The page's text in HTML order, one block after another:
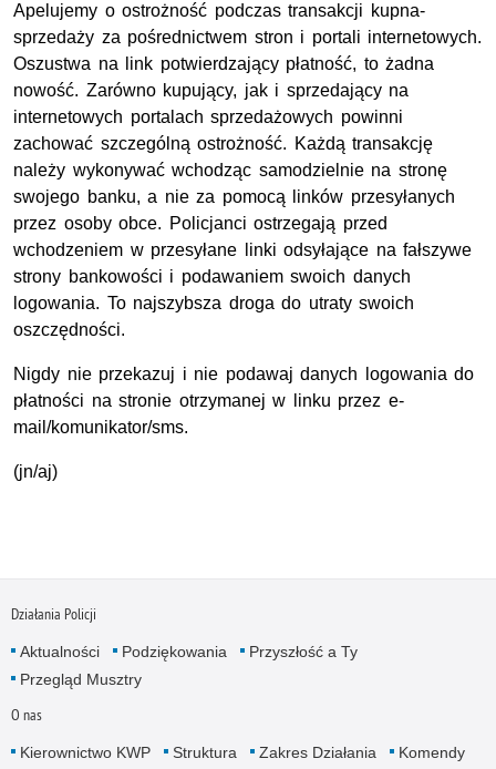
Apelujemy o ostrożność podczas transakcji kupna-
sprzedaży za pośrednictwem stron i portali internetowych.
Oszustwa na link potwierdzający płatność, to żadna
nowość. Zarówno kupujący, jak i sprzedający na
internetowych portalach sprzedażowych powinni
zachować szczególną ostrożność. Każdą transakcję
należy wykonywać wchodząc samodzielnie na stronę
swojego banku, a nie za pomocą linków przesyłanych
przez osoby obce. Policjanci ostrzegają przed
wchodzeniem w przesyłane linki odsyłające na fałszywe
strony bankowości i podawaniem swoich danych
logowania. To najszybsza droga do utraty swoich
oszczędności.
Nigdy nie przekazuj i nie podawaj danych logowania do
płatności na stronie otrzymanej w linku przez e-
mail/komunikator/sms.
(jn/aj)
Działania Policji
Aktualności Podziękowania
Przyszłość a Ty
Przegląd Musztry
O nas
Kierownictwo KWP Struktura Zakres Działania
Komendy